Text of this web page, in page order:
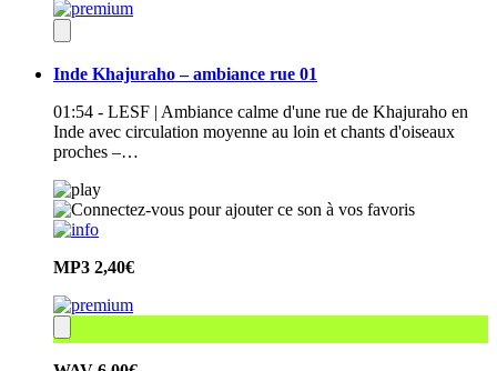
Inde Khajuraho – ambiance rue 01
01:54 - LESF | Ambiance calme d'une rue de Khajuraho en
Inde avec circulation moyenne au loin et chants d'oiseaux
proches –…
MP3 2,40€